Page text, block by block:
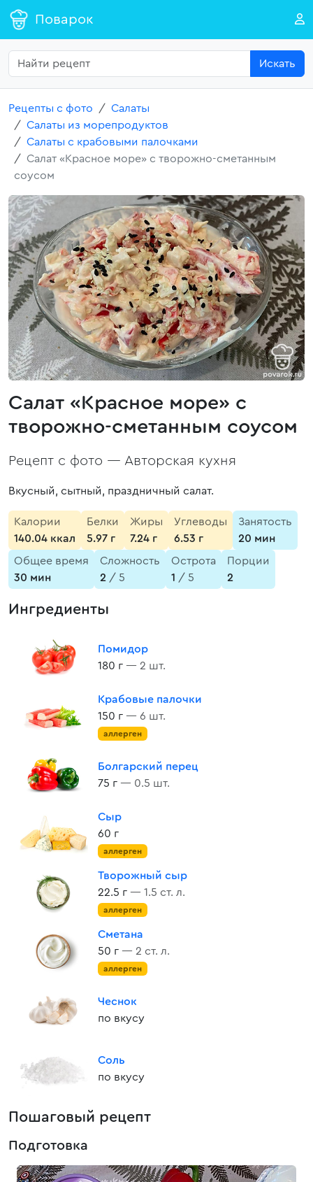
Поварок
Искать
Рецепты с фото
Салаты
Салаты из морепродуктов
Салаты с крабовыми палочками
Салат «Красное море» с творожно-сметанным
соусом
Салат «Красное море» с
творожно-сметанным соусом
Рецепт с фото — Авторская кухня
Вкусный, сытный, праздничный салат.
Калории
140.04 ккал
Белки
5.97 г
Жиры
7.24 г
Углеводы
6.53 г
Занятость
20 мин
Общее время
30 мин
Сложность
2 / 5
Острота
1 / 5
Порции
2
Ингредиенты
Помидор
180 г — 2 шт.
Крабовые палочки
150 г — 6 шт.
аллерген
Болгарский перец
75 г — 0.5 шт.
Сыр
60 г
аллерген
Творожный сыр
22.5 г — 1.5 ст. л.
аллерген
Сметана
50 г — 2 ст. л.
аллерген
Чеснок
по вкусу
Соль
по вкусу
Пошаговый рецепт
Подготовка